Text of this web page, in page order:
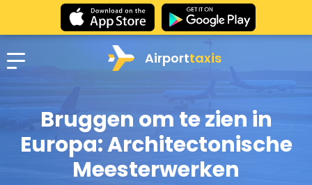
Airporttaxis
Bruggen om te zien in
Europa: Architectonische
Meesterwerken